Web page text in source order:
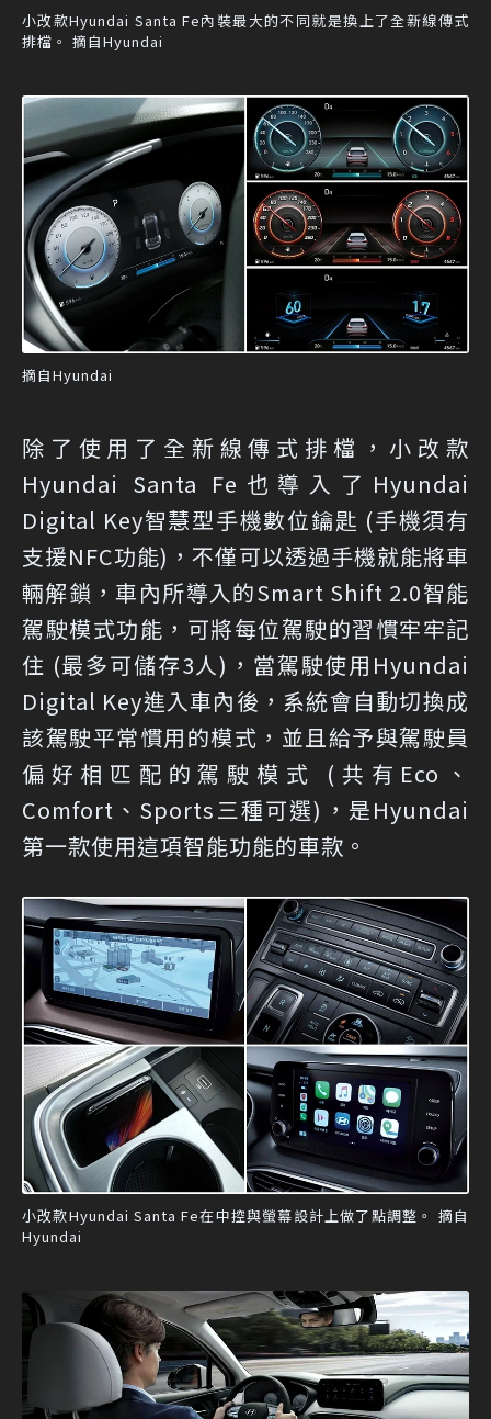
小改款Hyundai Santa Fe內裝最大的不同就是換上了全新線傳式
排檔。 摘自Hyundai
摘自Hyundai
除了使用了全新線傳式排檔，小改款
Hyundai Santa Fe也導入了Hyundai
Digital Key智慧型手機數位鑰匙 (手機須有
支援NFC功能)，不僅可以透過手機就能將車
輛解鎖，車內所導入的Smart Shift 2.0智能
駕駛模式功能，可將每位駕駛的習慣牢牢記
住 (最多可儲存3人)，當駕駛使用Hyundai
Digital Key進入車內後，系統會自動切換成
該駕駛平常慣用的模式，並且給予與駕駛員
偏好相匹配的駕駛模式 (共有Eco、
Comfort、Sports三種可選)，是Hyundai
第一款使用這項智能功能的車款。
小改款Hyundai Santa Fe在中控與螢幕設計上做了點調整。 摘自
Hyundai